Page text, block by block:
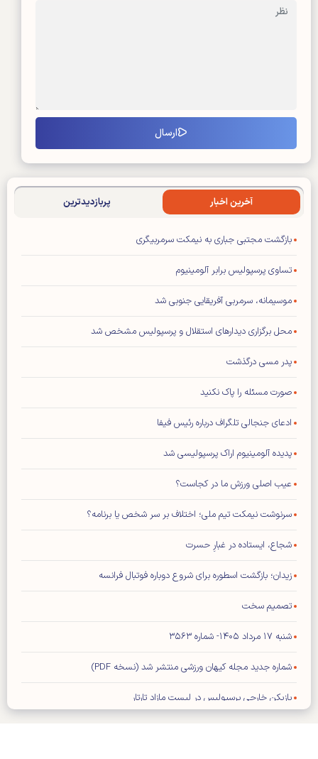
آخرین اخبار پربازدیدترین
بازگشت مجتبی جباری به نیمکت سرمربیگری
تساوی پرسپولیس برابر آلومینیوم
موسیمانه، سرمربی آفریقایی جنوبی شد
محل برگزاری دیدار‌های استقلال و پرسپولیس مشخص شد
پدر مسی درگذشت
صورت مسئله را پاک نکنید
ادعای جنجالی تلگراف درباره رئیس فیفا
پدیده آلومینیوم اراک پرسپولیسی شد
عیب اصلی ورزش ما در کجاست؟
سرنوشت نیمکت تیم ملی؛ اختلاف بر سر شخص یا برنامه؟
شجاع، ایستاده در غبارِ حسرت
زیدان؛ بازگشت اسطوره برای شروع دوباره فوتبال فرانسه
تصمیم سخت
شنبه ۱۷ مرداد ۱۴۰۵- شماره ۳۵۶۳
شماره جدید مجله کیهان ورزشی منتشر شد (نسخه PDF)
بازیکن خارجی پرسپولیس در لیست مازاد تارتار